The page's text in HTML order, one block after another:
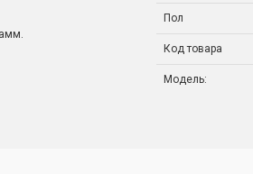
Пол
Код товара
Модель: